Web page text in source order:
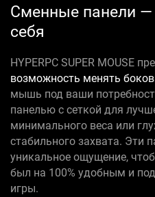
Сменные панели —
себя
HYPERPC SUPER MOUSE
возможность менять
мышь под ваши
панелью с сеткой для
минимального веса или
стабильного захвата. Эти
уникальное ощущение,
был на 100% удобным и
игры.